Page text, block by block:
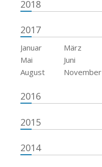
2018
2017
Januar März
Mai
Juni
August
November
2016
2015
2014